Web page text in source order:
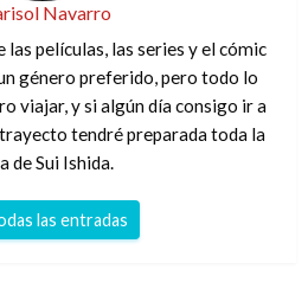
Navarro
películas, las series y el cómic
género preferido, pero todo lo
viajar, y si algún día consigo ir a
trayecto tendré preparada toda la
de Sui Ishida.
las entradas